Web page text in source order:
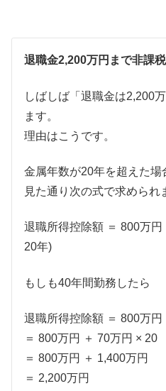
退職金2,200万円まで非課
しばしば「退職金は2,200
ます。
理由はこうです。
金属年数が20年を超えた
見た通り次の式で求められ
退職所得控除額 ＝ 800万
20年)
もしも40年間勤務したら
退職所得控除額 ＝ 800万
＝ 800万円 ＋ 70万円 × 20
＝ 800万円 ＋ 1,400万円
＝ 2,200万円